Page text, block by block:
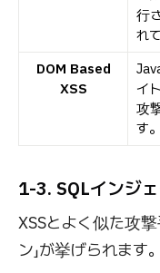
行
れ
DOM Based
XSS
イ
攻
す。
1-3. SQLインジ
XSSとよく似た攻撃
ン」が挙げられます。